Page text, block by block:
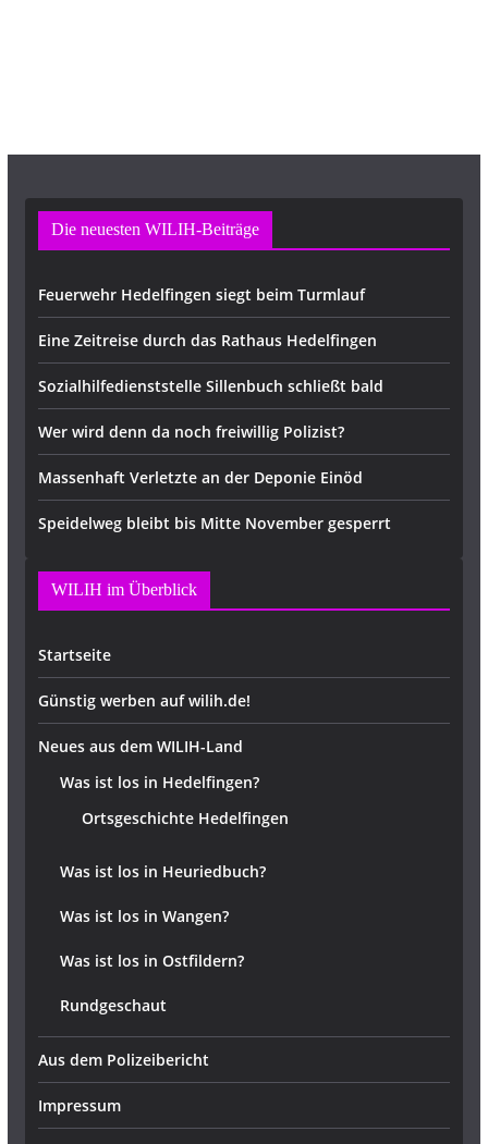
Die neuesten WILIH-Beiträge
Feuerwehr Hedelfingen siegt beim Turmlauf
Eine Zeitreise durch das Rathaus Hedelfingen
Sozialhilfedienststelle Sillenbuch schließt bald
Wer wird denn da noch freiwillig Polizist?
Massenhaft Verletzte an der Deponie Einöd
Speidelweg bleibt bis Mitte November gesperrt
WILIH im Überblick
Startseite
Günstig werben auf wilih.de!
Neues aus dem WILIH-Land
Was ist los in Hedelfingen?
Ortsgeschichte Hedelfingen
Was ist los in Heuriedbuch?
Was ist los in Wangen?
Was ist los in Ostfildern?
Rundgeschaut
Aus dem Polizeibericht
Impressum